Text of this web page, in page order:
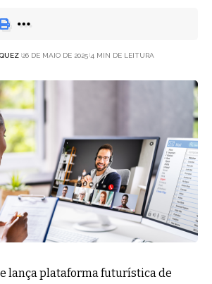
26 DE MAIO DE 2025 4 MIN DE LEITURA
lança plataforma futurística de